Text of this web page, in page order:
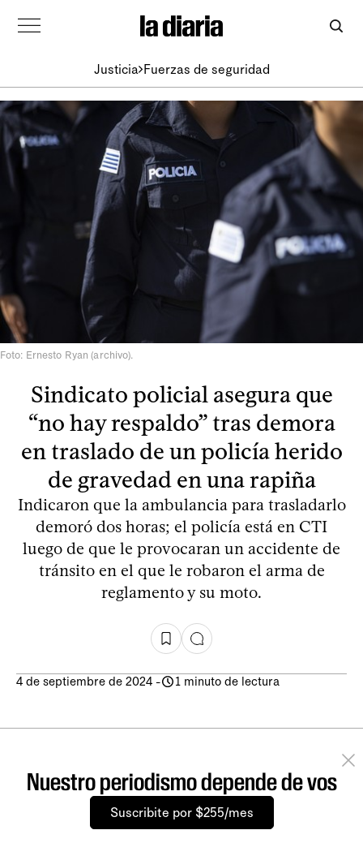
Justicia Fuerzas de seguridad
Foto: Ernesto Ryan (archivo).
Sindicato policial asegura que
“no hay respaldo” tras demora
en traslado de un policía herido
de gravedad en una rapiña
Indicaron que la ambulancia para trasladarlo
demoró dos horas; el policía está en CTI
luego de que le provocaran un accidente de
tránsito en el que le robaron el arma de
reglamento y su moto.
4 de septiembre de 2024 - 1 minuto de lectura
Nuestro periodismo depende de vos
Suscribite por $255/mes